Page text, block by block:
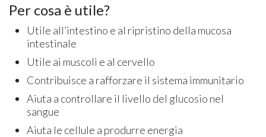
Per cosa è utile?
Utile all’intestino e al ripristino della mucosa
intestinale
Utile ai muscoli e al cervello
Contribuisce a rafforzare il sistema immunitario
Aiuta a controllare il livello del glucosio nel
sangue
Aiuta le cellule a produrre energia